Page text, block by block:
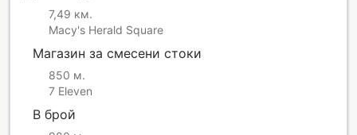
7,49 км.
Macy's Herald Square
Магазин за смесени стоки
850 м.
7 Eleven
В брой